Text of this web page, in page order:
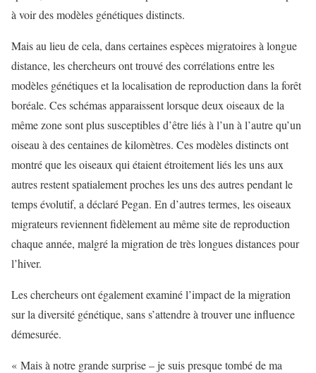
à voir des modèles génétiques distincts.
Mais au lieu de cela, dans certaines espèces migratoires à longue
distance, les chercheurs ont trouvé des corrélations entre les
modèles génétiques et la localisation de reproduction dans la forêt
boréale. Ces schémas apparaissent lorsque deux oiseaux de la
même zone sont plus susceptibles d’être liés à l’un à l’autre qu’un
oiseau à des centaines de kilomètres. Ces modèles distincts ont
montré que les oiseaux qui étaient étroitement liés les uns aux
autres restent spatialement proches les uns des autres pendant le
temps évolutif, a déclaré Pegan. En d’autres termes, les oiseaux
migrateurs reviennent fidèlement au même site de reproduction
chaque année, malgré la migration de très longues distances pour
l’hiver.
Les chercheurs ont également examiné l’impact de la migration
sur la diversité génétique, sans s’attendre à trouver une influence
démesurée.
« Mais à notre grande surprise – je suis presque tombé de ma